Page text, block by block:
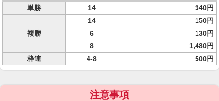
単勝 14 340円
複勝
14
150円
6
130円
8
1,480円
枠連
4-8 500円
注意事項